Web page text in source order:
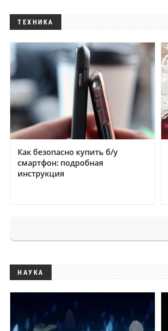
ТЕХНИКА
Как безопасно купить б/у
смартфон: подробная
инструкция
НАУКА